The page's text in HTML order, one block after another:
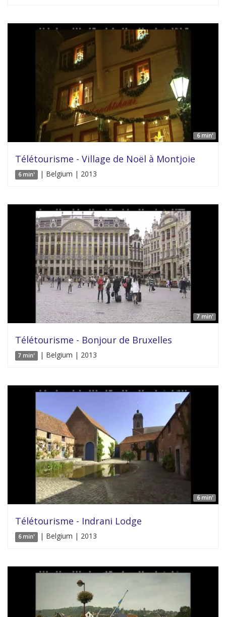
6 min'
Télétourisme - Village de Noël à Montjoie
6 min' | Belgium | 2013
7 min'
Télétourisme - Bonjour de Bruxelles
7 min' | Belgium | 2013
6 min'
Télétourisme - Indrani Lodge
6 min' | Belgium | 2013